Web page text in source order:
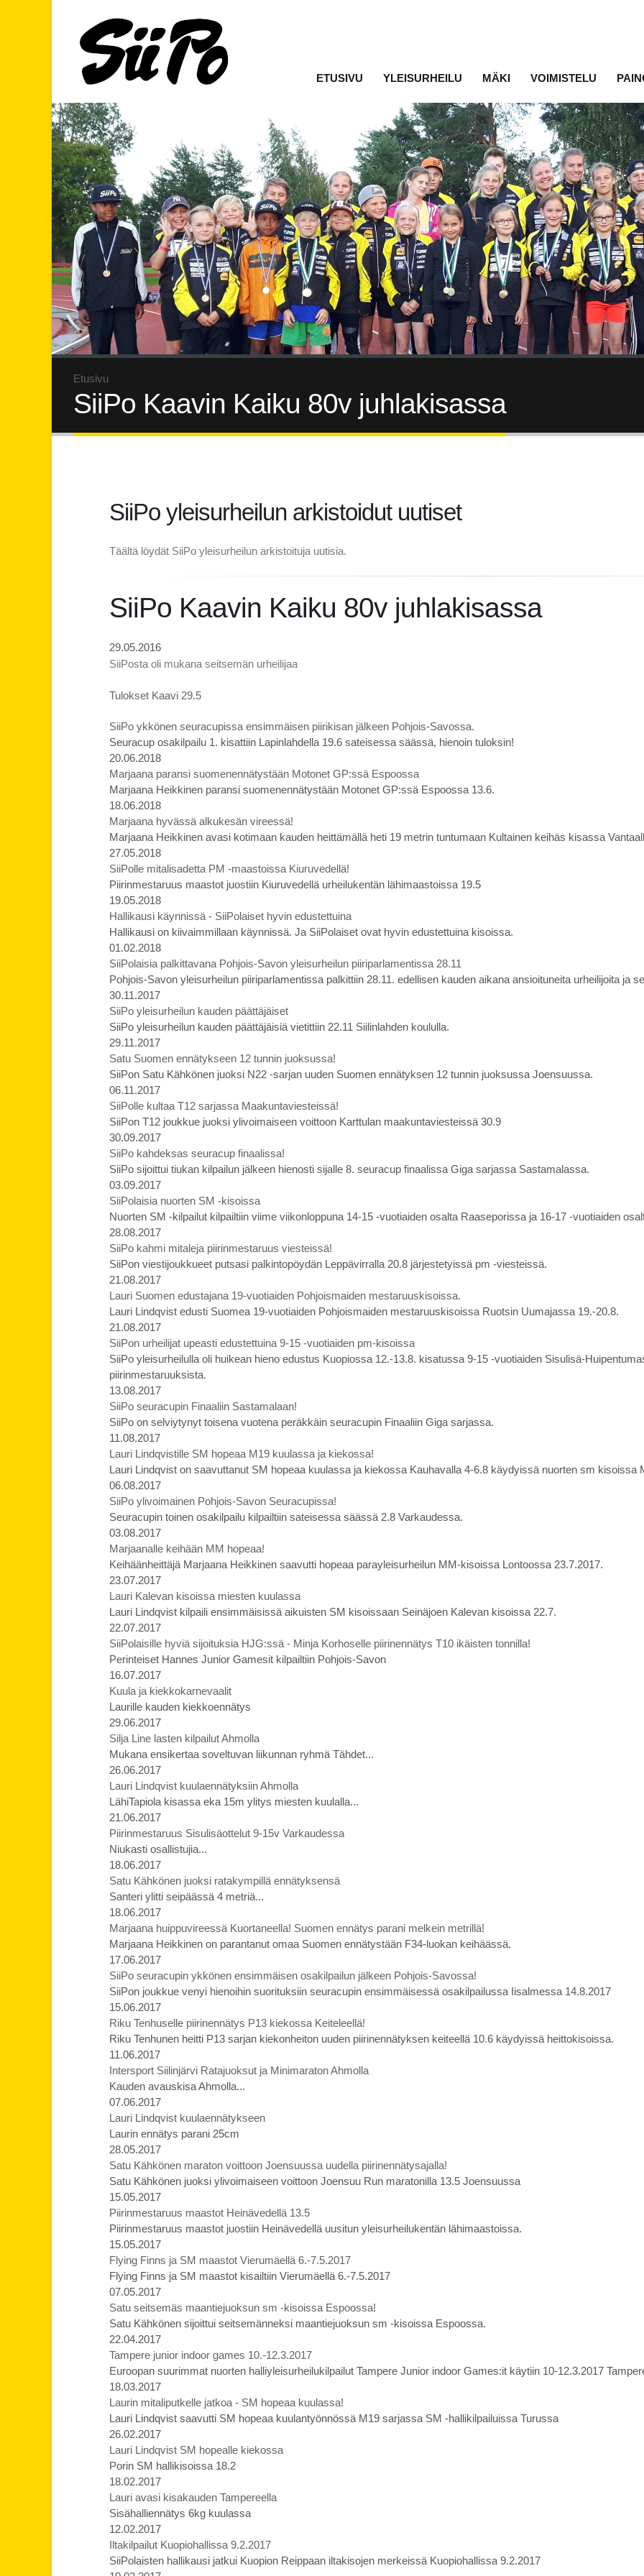
ETUSIVU YLEISURHEILU MÄKI VOIMISTELU
Etusivu
SiiPo Kaavin Kaiku 80v juhlakisassa
SiiPo yleisurheilun arkistoidut uutiset
Täältä löydät SiiPo yleisurheilun arkistoituja uutisia.
SiiPo Kaavin Kaiku 80v juhlakisassa
29.05.2016
SiiPosta oli mukana seitsemän urheilijaa
Tulokset Kaavi 29.5
SiiPo ykkönen seuracupissa ensimmäisen piirikisan jälkeen Pohjois-Savossa.
Seuracup osakilpailu 1. kisattiin Lapinlahdella 19.6 sateisessa säässä, hienoin tuloksin!
20.06.2018
Marjaana paransi suomenennätystään Motonet GP:ssä Espoossa
Marjaana Heikkinen paransi suomenennätystään Motonet GP:ssä Espoossa 13.6.
18.06.2018
Marjaana hyvässä alkukesän vireessä!
Marjaana Heikkinen avasi kotimaan kauden heittämällä heti 19 metrin tuntumaan Kultainen keihäs kisassa
27.05.2018
SiiPolle mitalisadetta PM -maastoissa Kiuruvedellä!
Piirinmestaruus maastot juostiin Kiuruvedellä urheilukentän lähimaastoissa 19.5
19.05.2018
Hallikausi käynnissä - SiiPolaiset hyvin edustettuina
Hallikausi on kiivaimmillaan käynnissä. Ja SiiPolaiset ovat hyvin edustettuina kisoissa.
01.02.2018
SiiPolaisia palkittavana Pohjois-Savon yleisurheilun piiriparlamentissa 28.11
Pohjois-Savon yleisurheilun piiriparlamentissa palkittiin 28.11. edellisen kauden aikana ansioituneita urheilijoita ja
30.11.2017
SiiPo yleisurheilun kauden päättäjäiset
SiiPo yleisurheilun kauden päättäjäisiä vietittiin 22.11 Siilinlahden koululla.
29.11.2017
Satu Suomen ennätykseen 12 tunnin juoksussa!
SiiPon Satu Kähkönen juoksi N22 -sarjan uuden Suomen ennätyksen 12 tunnin juoksussa Joensuussa.
06.11.2017
SiiPolle kultaa T12 sarjassa Maakuntaviesteissä!
SiiPon T12 joukkue juoksi ylivoimaiseen voittoon Karttulan maakuntaviesteissä 30.9
30.09.2017
SiiPo kahdeksas seuracup finaalissa!
SiiPo sijoittui tiukan kilpailun jälkeen hienosti sijalle 8. seuracup finaalissa Giga sarjassa Sastamalassa.
03.09.2017
SiiPolaisia nuorten SM -kisoissa
Nuorten SM -kilpailut kilpailtiin viime viikonloppuna 14-15 -vuotiaiden osalta Raaseporissa ja 16-17 -vuotiaiden
28.08.2017
SiiPo kahmi mitaleja piirinmestaruus viesteissä!
SiiPon viestijoukkueet putsasi palkintopöydän Leppävirralla 20.8 järjestetyissä pm -viesteissä.
21.08.2017
Lauri Suomen edustajana 19-vuotiaiden Pohjoismaiden mestaruuskisoissa.
Lauri Lindqvist edusti Suomea 19-vuotiaiden Pohjoismaiden mestaruuskisoissa Ruotsin Uumajassa 19.-20.8.
21.08.2017
SiiPon urheilijat upeasti edustettuina 9-15 -vuotiaiden pm-kisoissa
SiiPo yleisurheilulla oli huikean hieno edustus Kuopiossa 12.-13.8. kisatussa 9-15 -vuotiaiden Sisulisä-
piirinmestaruuksista.
13.08.2017
SiiPo seuracupin Finaaliin Sastamalaan!
SiiPo on selviytynyt toisena vuotena peräkkäin seuracupin Finaaliin Giga sarjassa.
11.08.2017
Lauri Lindqvistille SM hopeaa M19 kuulassa ja kiekossa!
Lauri Lindqvist on saavuttanut SM hopeaa kuulassa ja kiekossa Kauhavalla 4-6.8 käydyissä nuorten sm kisoissa
06.08.2017
SiiPo ylivoimainen Pohjois-Savon Seuracupissa!
Seuracupin toinen osakilpailu kilpailtiin sateisessa säässä 2.8 Varkaudessa.
03.08.2017
Marjaanalle keihään MM hopeaa!
Keihäänheittäjä Marjaana Heikkinen saavutti hopeaa parayleisurheilun MM-kisoissa Lontoossa 23.7.2017.
23.07.2017
Lauri Kalevan kisoissa miesten kuulassa
Lauri Lindqvist kilpaili ensimmäisissä aikuisten SM kisoissaan Seinäjoen Kalevan kisoissa 22.7.
22.07.2017
SiiPolaisille hyviä sijoituksia HJG:ssä - Minja Korhoselle piirinennätys T10 ikäisten tonnilla!
Perinteiset Hannes Junior Gamesit kilpailtiin Pohjois-Savon
16.07.2017
Kuula ja kiekkokarnevaalit
Laurille kauden kiekkoennätys
29.06.2017
Silja Line lasten kilpailut Ahmolla
Mukana ensikertaa soveltuvan liikunnan ryhmä Tähdet...
26.06.2017
Lauri Lindqvist kuulaennätyksiin Ahmolla
LähiTapiola kisassa eka 15m ylitys miesten kuulalla...
21.06.2017
Piirinmestaruus Sisulisäottelut 9-15v Varkaudessa
Niukasti osallistujia...
18.06.2017
Satu Kähkönen juoksi ratakympillä ennätyksensä
Santeri ylitti seipäässä 4 metriä...
18.06.2017
Marjaana huippuvireessä Kuortaneella! Suomen ennätys parani melkein metrillä!
Marjaana Heikkinen on parantanut omaa Suomen ennätystään F34-luokan keihäässä.
17.06.2017
SiiPo seuracupin ykkönen ensimmäisen osakilpailun jälkeen Pohjois-Savossa!
SiiPon joukkue venyi hienoihin suorituksiin seuracupin ensimmäisessä osakilpailussa Iisalmessa 14.8.2017
15.06.2017
Riku Tenhuselle piirinennätys P13 kiekossa Keiteleellä!
Riku Tenhunen heitti P13 sarjan kiekonheiton uuden piirinennätyksen keiteellä 10.6 käydyissä heittokisoissa.
11.06.2017
Intersport Siilinjärvi Ratajuoksut ja Minimaraton Ahmolla
Kauden avauskisa Ahmolla...
07.06.2017
Lauri Lindqvist kuulaennätykseen
Laurin ennätys parani 25cm
28.05.2017
Satu Kähkönen maraton voittoon Joensuussa uudella piirinennätysajalla!
Satu Kähkönen juoksi ylivoimaiseen voittoon Joensuu Run maratonilla 13.5 Joensuussa
15.05.2017
Piirinmestaruus maastot Heinävedellä 13.5
Piirinmestaruus maastot juostiin Heinävedellä uusitun yleisurheilukentän lähimaastoissa.
15.05.2017
Flying Finns ja SM maastot Vierumäellä 6.-7.5.2017
Flying Finns ja SM maastot kisailtiin Vierumäellä 6.-7.5.2017
07.05.2017
Satu seitsemäs maantiejuoksun sm -kisoissa Espoossa!
Satu Kähkönen sijoittui seitsemänneksi maantiejuoksun sm -kisoissa Espoossa.
22.04.2017
Tampere junior indoor games 10.-12.3.2017
Euroopan suurimmat nuorten halliyleisurheilukilpailut Tampere Junior indoor Games:it käytiin 10-12.3.2017
18.03.2017
Laurin mitaliputkelle jatkoa - SM hopeaa kuulassa!
Lauri Lindqvist saavutti SM hopeaa kuulantyönnössä M19 sarjassa SM -hallikilpailuissa Turussa
26.02.2017
Lauri Lindqvist SM hopealle kiekossa
Porin SM hallikisoissa 18.2
18.02.2017
Lauri avasi kisakauden Tampereella
Sisähalliennätys 6kg kuulassa
12.02.2017
Iltakilpailut Kuopiohallissa 9.2.2017
SiiPolaisten hallikausi jatkui Kuopion Reippaan iltakisojen merkeissä Kuopiohallissa 9.2.2017